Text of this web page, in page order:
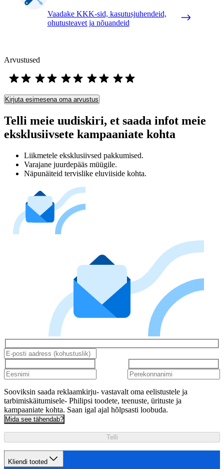
Vaadake KKK-sid, kasutusjuhendeid,
ohutusteavet ja nõuandeid
Arvustused
Kirjuta esimesena oma arvustus
Telli meie uudiskiri, et saada infot meie
eksklusiivsete kampaaniate kohta
Liikmetele eksklusiivsed pakkumised.
Varajane juurdepääs müügile.
Näpunäiteid tervislike eluviiside kohta.
Sooviksin saada reklaamkirju- vastavalt oma eelistustele ja
tarbimiskäitumisele- Philipsi toodete, teenuste, ürituste ja
kampaaniate kohta. Saan igal ajal hõlpsasti loobuda.
Mida see tähendab?
Telli
Kliendi tooted